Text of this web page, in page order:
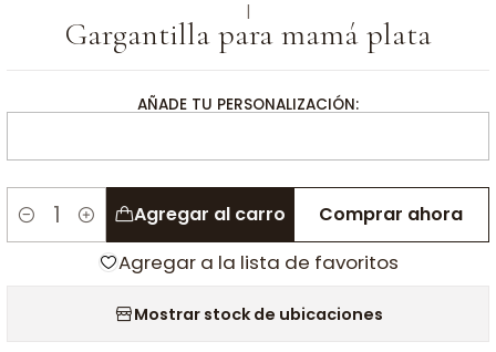
|
Gargantilla para mamá plata
AÑADE TU PERSONALIZACIÓN:
Cantidad
Agregar al carro Comprar ahora
Agregar a la lista de favoritos
Mostrar stock de ubicaciones